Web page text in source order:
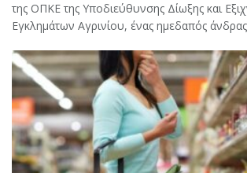
της ΟΠΚΕ της Υποδιεύθυνσης Δίωξης και
Εγκλημάτων Αγρινίου, ένας ημεδαπός